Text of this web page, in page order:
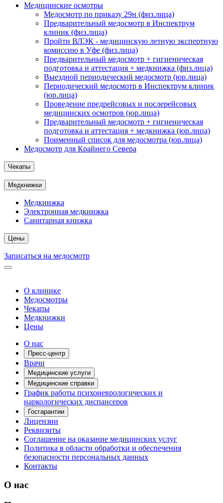
Медицинские осмотры
Медосмотр по приказу 29н (физ.лица)
Предварительный медосмотр в Инспектрум
клиник (физ.лица)
Пройти ВЛЭК - медицинскую летную экспертную
комиссию в Уфе (физ.лица)
Предварительный медосмотр + гигиеническая
подготовка и аттестация + медкнижка (физ.лица)
Выездной периодический медосмотр (юр.лица)
Периодический медосмотр в Инспектрум клиник
(юр.лица)
Проведение предрейсовых и послерейсовых
медицинских осмотров (юр.лица)
Предварительный медосмотр + гигиеническая
подготовка и аттестация + медкнижка (юр.лица)
Поименный список для медосмотра (юр.лица)
Медосмотр для Крайнего Севера
Чекапы
Медкнижки
Медкнижка
Электронная медкнижка
Санитарная книжка
Цены
Записаться на медосмотр
О клинике
Медосмотры
Чекапы
Медкнижки
Цены
О нас
Пресс-центр
Врачи
Медицинские услуги
Медицинские справки
График работы психоневрологических и
наркологических диспансеров
Госгарантии
Лицензии
Реквизиты
Соглашение на оказание медицинских услуг
Политика в области обработки и обеспечения
безопасности персональных данных
Контакты
О нас